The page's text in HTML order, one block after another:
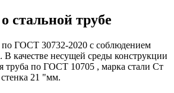
стальной трубе
по ГОСТ 30732-2020 с соблюдением
В качестве несущей среды конструкции
труба по ГОСТ 10705 , марка стали Ст
21 "мм.